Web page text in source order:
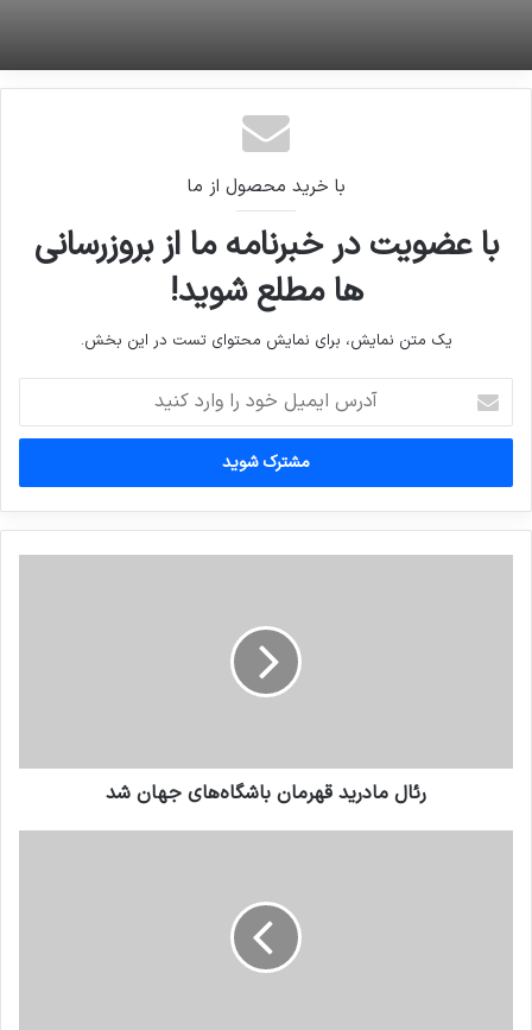
با خرید محصول از ما
با عضویت در خبرنامه ما از بروزرسانی
ها مطلع شوید!
یک متن نمایش، برای نمایش محتوای تست در این بخش.
ایمیل
خود
وارد
کنید
رئال مادرید قهرمان باشگاه‌های جهان شد